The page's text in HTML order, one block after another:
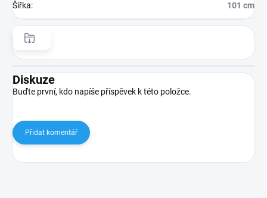
Šířka: 101 cm
Diskuze
Buďte první, kdo napíše příspěvek k této položce.
Přidat komentář